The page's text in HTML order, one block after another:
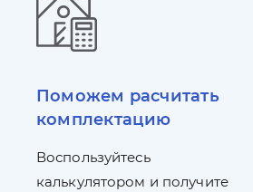
Поможем расчитать
комплектацию
Воспользуйтесь
калькулятором и получите